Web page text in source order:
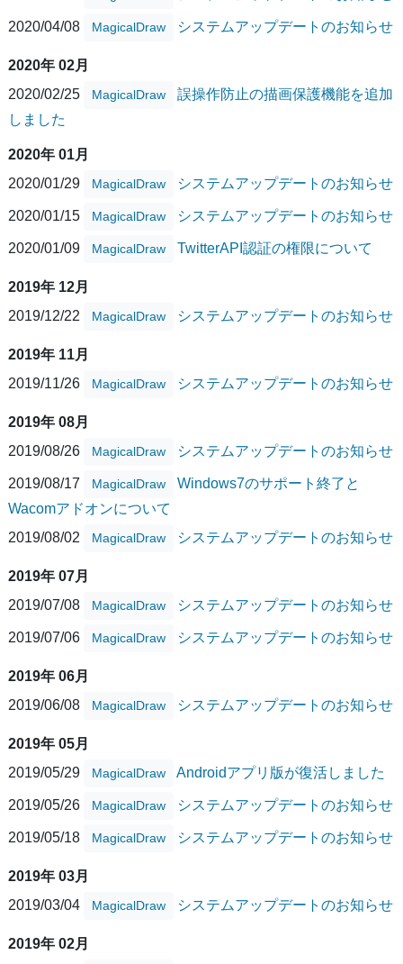
2020/04/08 MagicalDraw システムアップデートのお知らせ
2020年 02月
2020/02/25
MagicalDraw
誤操作防止の描画保護機能を追加
しました
2020年 01月
2020/01/29
MagicalDraw システムアップデートのお知らせ
2020/01/15 MagicalDraw システムアップデートのお知らせ
2020/01/09 MagicalDraw TwitterAPI認証の権限について
2019年 12月
2019/12/22
MagicalDraw システムアップデートのお知らせ
2019年 11月
2019/11/26
MagicalDraw システムアップデートのお知らせ
2019年 08月
2019/08/26
MagicalDraw システムアップデートのお知らせ
2019/08/17 MagicalDraw
Windows7のサポート終了と
Wacomアドオンについて
2019/08/02
MagicalDraw システムアップデートのお知らせ
2019年 07月
2019/07/08
MagicalDraw システムアップデートのお知らせ
2019/07/06 MagicalDraw システムアップデートのお知らせ
2019年 06月
2019/06/08
MagicalDraw システムアップデートのお知らせ
2019年 05月
2019/05/29
MagicalDraw Androidアプリ版が復活しました
2019/05/26 MagicalDraw システムアップデートのお知らせ
2019/05/18 MagicalDraw システムアップデートのお知らせ
2019年 03月
2019/03/04
MagicalDraw システムアップデートのお知らせ
2019年 02月